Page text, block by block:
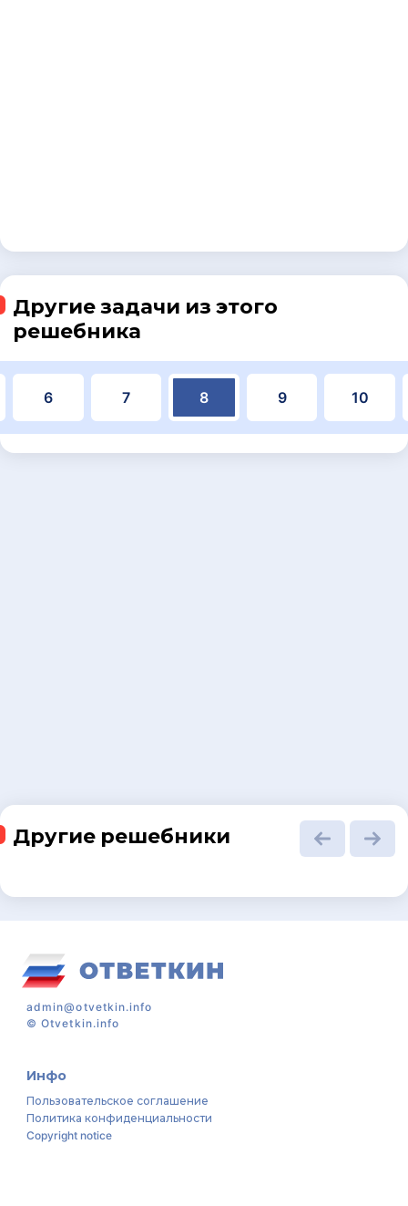
Другие задачи из этого
решебника
6 7 8 9 10
Другие решебники
admin@otvetkin.info
©Otvetkin.info
Инфо
Пользовательское соглашение
Политика конфиденциальности
Copyright notice